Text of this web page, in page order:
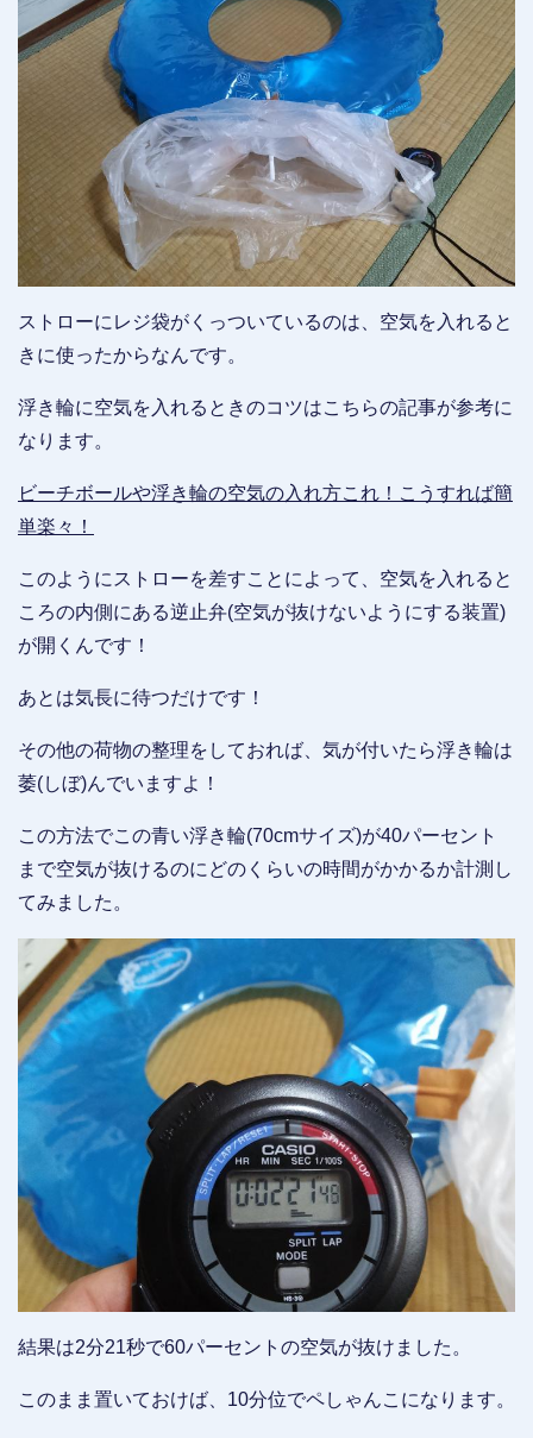
ストローにレジ袋がくっついているのは、空気を入れると
きに使ったからなんです。
浮き輪に空気を入れるときのコツはこちらの記事が参考に
なります。
ビーチボールや浮き輪の空気の入れ方これ！こうすれば簡
単楽々！
このようにストローを差すことによって、空気を入れると
ころの内側にある逆止弁(空気が抜けないようにする装置)
が開くんです！
あとは気長に待つだけです！
その他の荷物の整理をしておれば、気が付いたら浮き輪は
萎(しぼ)んでいますよ！
この方法でこの青い浮き輪(70cmサイズ)が40パーセント
まで空気が抜けるのにどのくらいの時間がかかるか計測し
てみました。
結果は2分21秒で60パーセントの空気が抜けました。
このまま置いておけば、10分位でペしゃんこになります。